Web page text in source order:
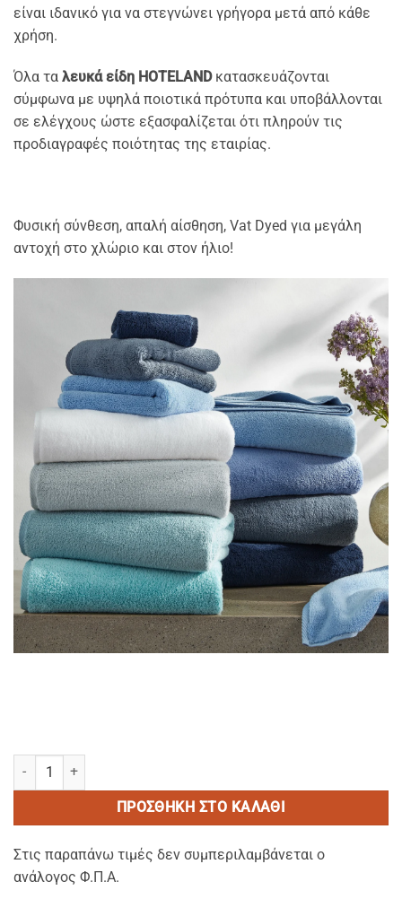
είναι ιδανικό για να στεγνώνει γρήγορα μετά από κάθε
χρήση.
Όλα τα λευκά είδη HOTELANDκατασκευάζονται
σύμφωνα με υψηλά ποιοτικά πρότυπα και υποβάλλονται
σε ελέγχους ώστε εξασφαλίζεται ότι πληρούν τις
προδιαγραφές ποιότητας της εταιρίας.
Φυσική σύνθεση, απαλή αίσθηση, Vat Dyed για μεγάλη
αντοχή στο χλώριο και στον ήλιo!
BEACH ROYAL BLUE 50-Πετσετες πισινας 500gsm ανεξιτηλες
ΠΡΟΣΘΉΚΗ ΣΤΟ ΚΑΛΆΘΙ
Στις παραπάνω τιμές δεν συμπεριλαμβάνεται ο
ανάλογος Φ.Π.Α.